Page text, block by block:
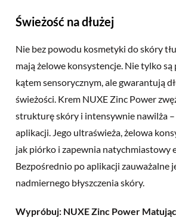
Świeżość na dłużej
Nie bez powodu kosmetyki do skóry
mają żelowe konsystencje. Nie tylko są
kątem sensorycznym, ale gwarantują
świeżości. Krem NUXE Zinc Power
strukturę skóry i intensywnie nawilża
aplikacji. Jego ultraświeża, żelowa
jak piórko i zapewnia natychmiastowy
Bezpośrednio po aplikacji zauważalne
nadmiernego błyszczenia skóry.
Wypróbuj: NUXE Zinc Power